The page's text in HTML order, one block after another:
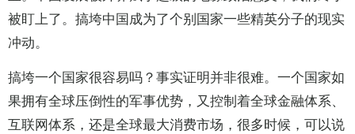
被盯上了。搞垮中国成为了个别国家一些精英分子的现实
冲动。
搞垮一个国家很容易吗？事实证明并非很难。一个国家如
果拥有全球压倒性的军事优势，又控制着全球金融体系、
互联网体系，还是全球最大消费市场，很多时候，可以说